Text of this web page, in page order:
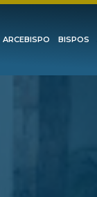
ARCEBISPO BISPOS